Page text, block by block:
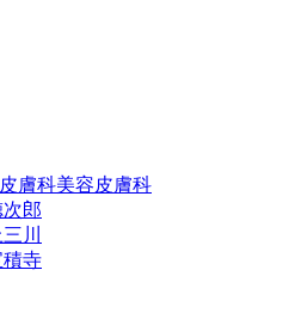
膚科美容皮膚科
郎
川
寺